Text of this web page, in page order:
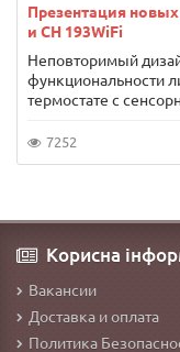
Презентация
и CH 193WiFi
Неповторимый
функциональности
термостате с
7252
Корисна
Вакансии
Доставка и оплата
Политика